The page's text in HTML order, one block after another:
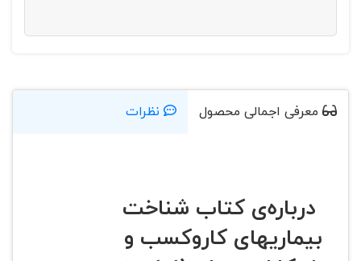
معرفی اجمالی محصول نظرات
درباره‌ی کتاب شناخت
بیماریهای کاروکسب و